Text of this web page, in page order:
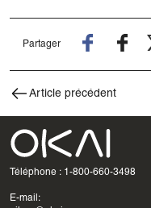
Partager
Article précédent
Téléphone : 1-800-660-3498
E-mail: